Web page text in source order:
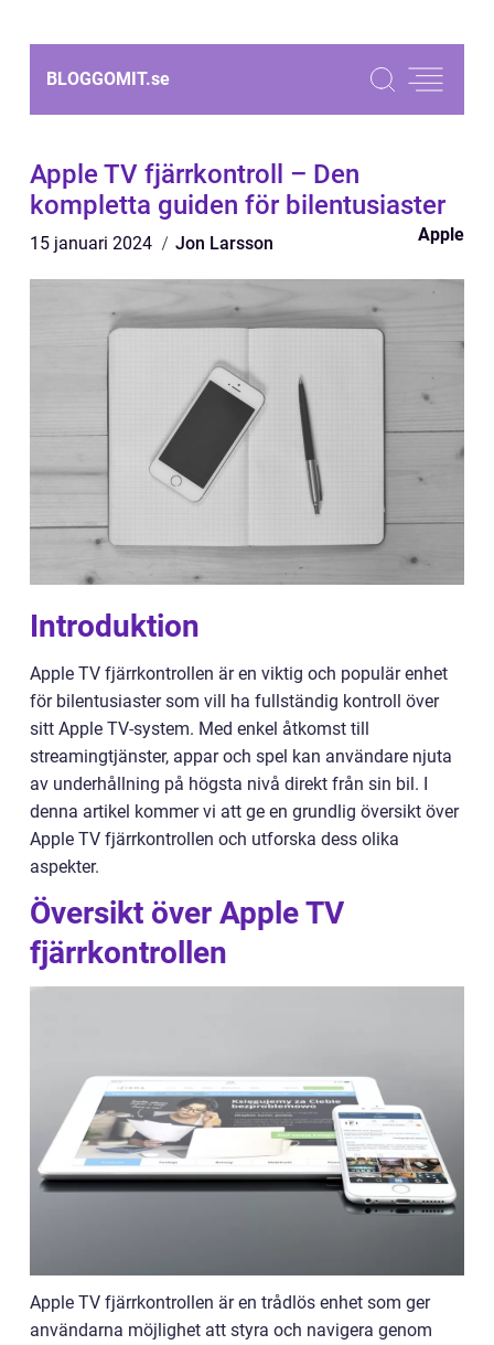
BLOGGOMIT.se
Apple TV fjärrkontroll – Den
kompletta guiden för bilentusiaster
15 januari 2024 Jon Larsson Apple
Introduktion
Apple TV fjärrkontrollen är en viktig och populär enhet
för bilentusiaster som vill ha fullständig kontroll över
sitt Apple TV-system. Med enkel åtkomst till
streamingtjänster, appar och spel kan användare njuta
av underhållning på högsta nivå direkt från sin bil. I
denna artikel kommer vi att ge en grundlig översikt över
Apple TV fjärrkontrollen och utforska dess olika
aspekter.
Översikt över Apple TV
fjärrkontrollen
Apple TV fjärrkontrollen är en trådlös enhet som ger
användarna möjlighet att styra och navigera genom